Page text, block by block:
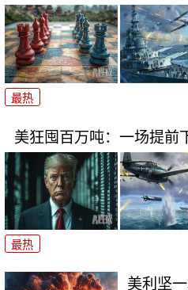
最热
美狂囤百万吨：一场提前
最热
美利坚